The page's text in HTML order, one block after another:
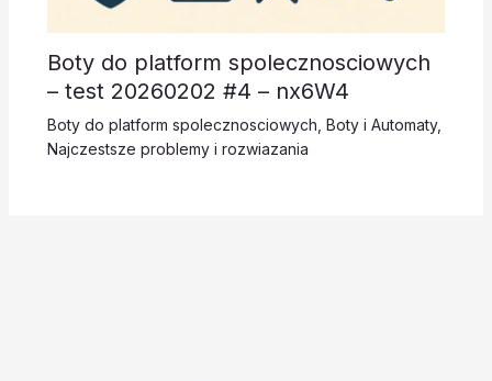
Boty do platform spolecznosciowych
– test 20260202 #4 – nx6W4
Boty do platform spolecznosciowych Boty i Automaty,
Najczestsze problemy i rozwiazania